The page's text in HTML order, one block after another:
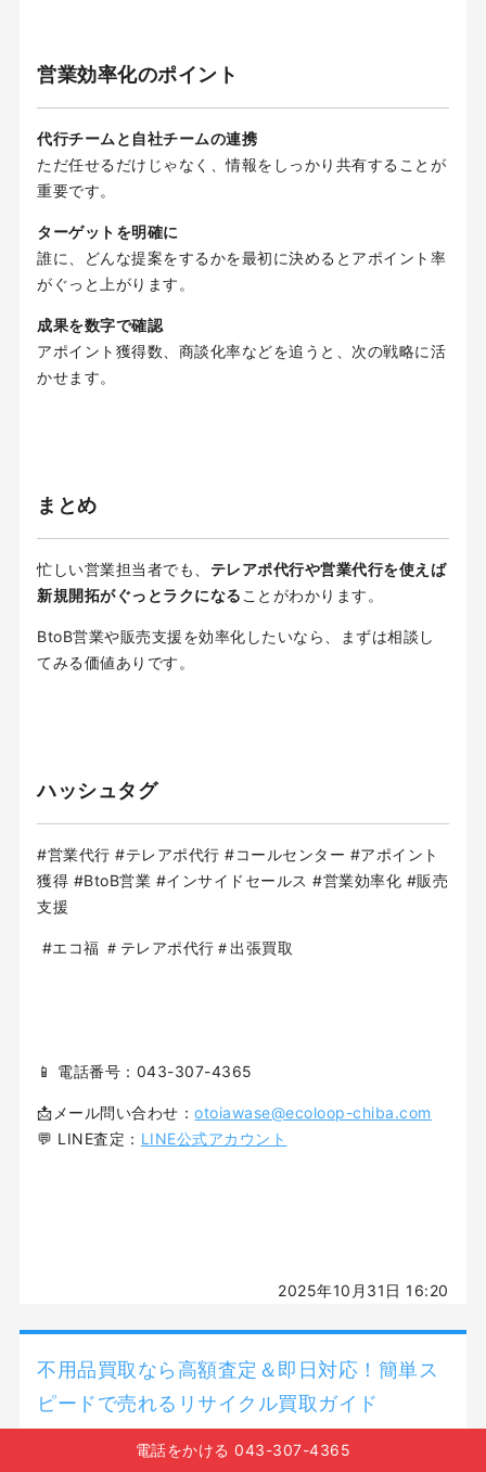
営業効率化のポイント
代行チームと自社チームの連携
ただ任せるだけじゃなく、情報をしっかり共有することが
重要です。
ターゲットを明確に
誰に、どんな提案をするかを最初に決めるとアポイント率
がぐっと上がります。
成果を数字で確認
アポイント獲得数、商談化率などを追うと、次の戦略に活
かせます。
まとめ
忙しい営業担当者でも、 テレアポ代行や営業代行を使えば
新規開拓がぐっとラクになる ことがわかります。
BtoB営業や販売支援を効率化したいなら、まずは相談し
てみる価値ありです。
ハッシュタグ
#営業代行 #テレアポ代行 #コールセンター #アポイント
獲得 #BtoB営業 #インサイドセールス #営業効率化 #販売
支援
#エコ福 ＃テレアポ代行＃出張買取
📱 電話番号：043-307-4365
📩メール問い合わせ：otoiawase@ecoloop-chiba.com
💬 LINE査定： LINE公式アカウント
2025年10月31日 16:20
不用品買取なら高額査定＆即日対応！簡単ス
ピードで売れるリサイクル買取ガイド
電話をかける 043-307-4365